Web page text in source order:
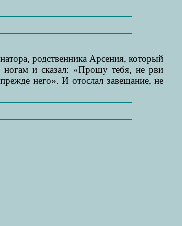
родственника Арсения, который
ногам и сказал: «Прошу тебя, не рви
него». И отослал завещание, не